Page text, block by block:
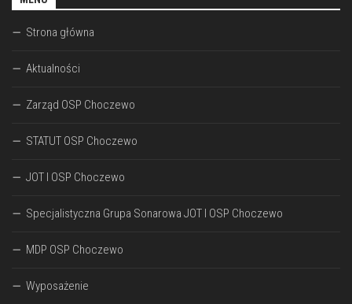
Strona główna
Aktualności
Zarząd OSP Choczewo
STATUT OSP Choczewo
JOT I OSP Choczewo
Specjalistyczna Grupa Sonarowa JOT I OSP Choczewo
MDP OSP Choczewo
Wyposażenie